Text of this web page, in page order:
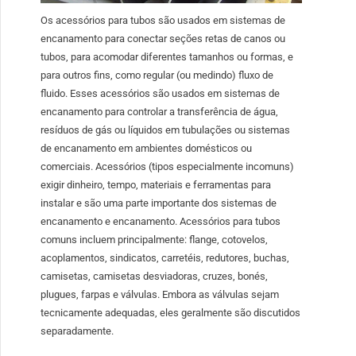
Os acessórios para tubos são usados ​​em sistemas de
encanamento para conectar seções retas de canos ou
tubos, para acomodar diferentes tamanhos ou formas, e
para outros fins, como regular (ou medindo) fluxo de
fluido. Esses acessórios são usados ​​em sistemas de
encanamento para controlar a transferência de água,
resíduos de gás ou líquidos em tubulações ou sistemas
de encanamento em ambientes domésticos ou
comerciais. Acessórios (tipos especialmente incomuns)
exigir dinheiro, tempo, materiais e ferramentas para
instalar e são uma parte importante dos sistemas de
encanamento e encanamento. Acessórios para tubos
comuns incluem principalmente: flange, cotovelos,
acoplamentos, sindicatos, carretéis, redutores, buchas,
camisetas, camisetas desviadoras, cruzes, bonés,
plugues, farpas e válvulas. Embora as válvulas sejam
tecnicamente adequadas, eles geralmente são discutidos
separadamente.